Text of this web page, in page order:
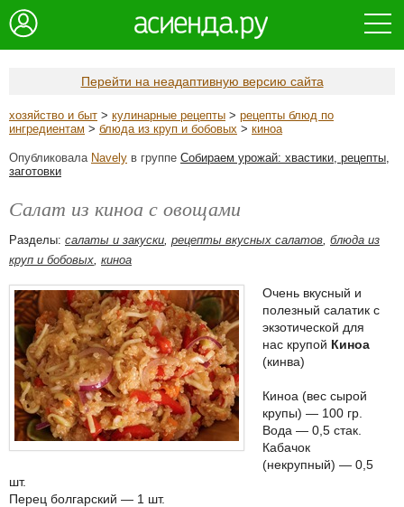
Перейти на неадаптивную версию сайта
хозяйство и быт > кулинарные рецепты > рецепты блюд по
ингредиентам > блюда из круп и бобовых > киноа
Опубликовала Navely в группе Собираем урожай: хвастики, рецепты,
заготовки
Салат из киноа с овощами
Разделы: салаты и закуски, рецепты вкусных салатов, блюда из
круп и бобовых, киноа
Очень вкусный и
полезный салатик с
экзотической для
нас крупой Киноа
(кинва)
Киноа (вес сырой
крупы) — 100 гр.
Вода — 0,5 стак.
Кабачок
(некрупный) — 0,5
шт.
Перец болгарский — 1 шт.